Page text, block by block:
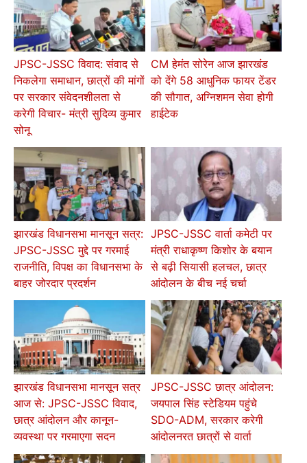
JPSC-JSSC विवाद: संवाद से
निकलेगा समाधान, छात्रों की मांगों
पर सरकार संवेदनशीलता से
करेगी विचार- मंत्री सुदिव्य कुमार
सोनू
CM हेमंत सोरेन आज झारखंड
को देंगे 58 आधुनिक फायर टेंडर
की सौगात, अग्निशमन सेवा होगी
हाईटेक
झारखंड विधानसभा मानसून सत्र:
JPSC-JSSC मुद्दे पर गरमाई
राजनीति, विपक्ष का विधानसभा के
बाहर जोरदार प्रदर्शन
JPSC-JSSC वार्ता कमेटी पर
मंत्री राधाकृष्ण किशोर के बयान
से बढ़ी सियासी हलचल, छात्र
आंदोलन के बीच नई चर्चा
झारखंड विधानसभा मानसून सत्र
आज से: JPSC-JSSC विवाद,
छात्र आंदोलन और कानून-
व्यवस्था पर गरमाएगा सदन
JPSC-JSSC छात्र आंदोलन:
जयपाल सिंह स्टेडियम पहुंचे
SDO-ADM, सरकार करेगी
आंदोलनरत छात्रों से वार्ता